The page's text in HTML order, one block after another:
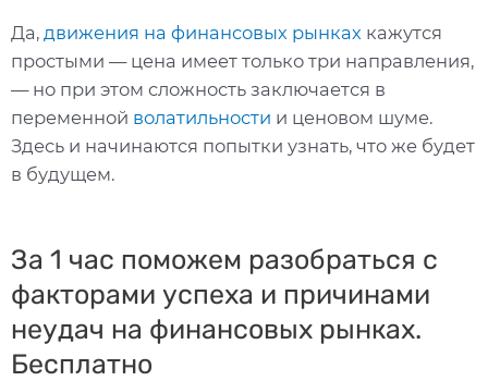
Да, движения на финансовых рынках кажутся
простыми — цена имеет только три направления,
— но при этом сложность заключается в
переменной волатильности и ценовом шуме.
Здесь и начинаются попытки узнать, что же будет
в будущем.
За 1 час поможем разобраться с
факторами успеха и причинами
неудач на финансовых рынках.
Бесплатно